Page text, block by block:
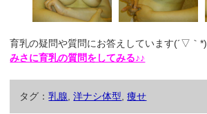
育乳の疑問や質問にお答えしています(´▽｀*)
みさに育乳の質問をしてみる♪♪
タグ：乳腺 ,洋ナシ体型 ,痩せ